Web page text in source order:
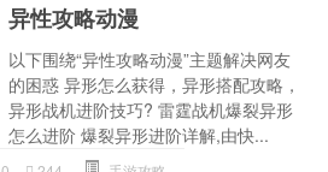
异性攻略动漫
以下围绕“异性攻略动漫”主题解决网友
的困惑 异形怎么获得，异形搭配攻略，
异形战机进阶技巧? 雷霆战机爆裂异形
怎么进阶 爆裂异形进阶详解,由快...